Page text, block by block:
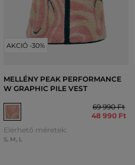
AKCIÓ -30%
MELLÉNY PEAK PERFORMANCE
W GRAPHIC PILE VEST
69 990 Ft
48 990 Ft
Elérhető méretek:
S, M, L